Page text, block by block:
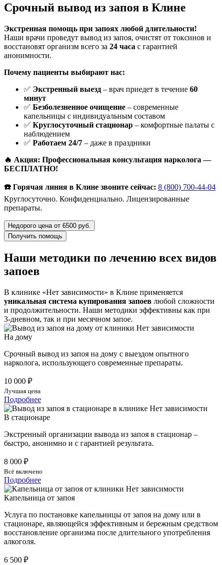
Срочный вывод из запоя в Клине
Экстренная помощь при запоях любой длительности!
Наши врачи проведут вывод из запоя, очистят от токсинов и
восстановят организм всего за 24 часа с гарантией
анонимности.
Почему пациенты выбирают нас:
✅ Экстренный выезд – врач приедет в течение 60
минут
✅ Безболезненное очищение – современные
капельницы с индивидуальным составом
✅ Круглосуточный стационар – комфортные палаты с
наблюдением
✅ Работаем 24/7 – даже в праздники
🔥 Акция: Профессиональная консультация нарколога —
БЕСПЛАТНО!
☎️ Горячая линия в Клине звоните сейчас: 8 (800) 700-44-04
Круглосуточно. Конфиденциально. Лицензированные
препараты.
Недорого цена от 6500 руб.
Получить помощь
Наши методики по лечению всех видов
запоев
В клинике «Нет зависимости» в Клине применяется
уникальная система купирования запоев любой сложности
и продолжительности. Наши методики эффективны как при
3-дневном, так и при месячном запое.
На дому
Срочный вывод из запоя на дому с выездом опытного
нарколога, использующего современные препараты.
10 000 ₽
Лучшая цена
Подробнее
В стационаре
Экстренный организации вывода из запоя в стационар –
быстро, анонимно и с гарантией результата.
8 000 ₽
Всё включено
Подробнее
Капельница от запоя
Услуга по постановке капельницы от запоя на дому или в
стационаре, являющейся эффективным и бережным средством
восстановление организма после длительного употребления
алкоголя.
6 500 ₽